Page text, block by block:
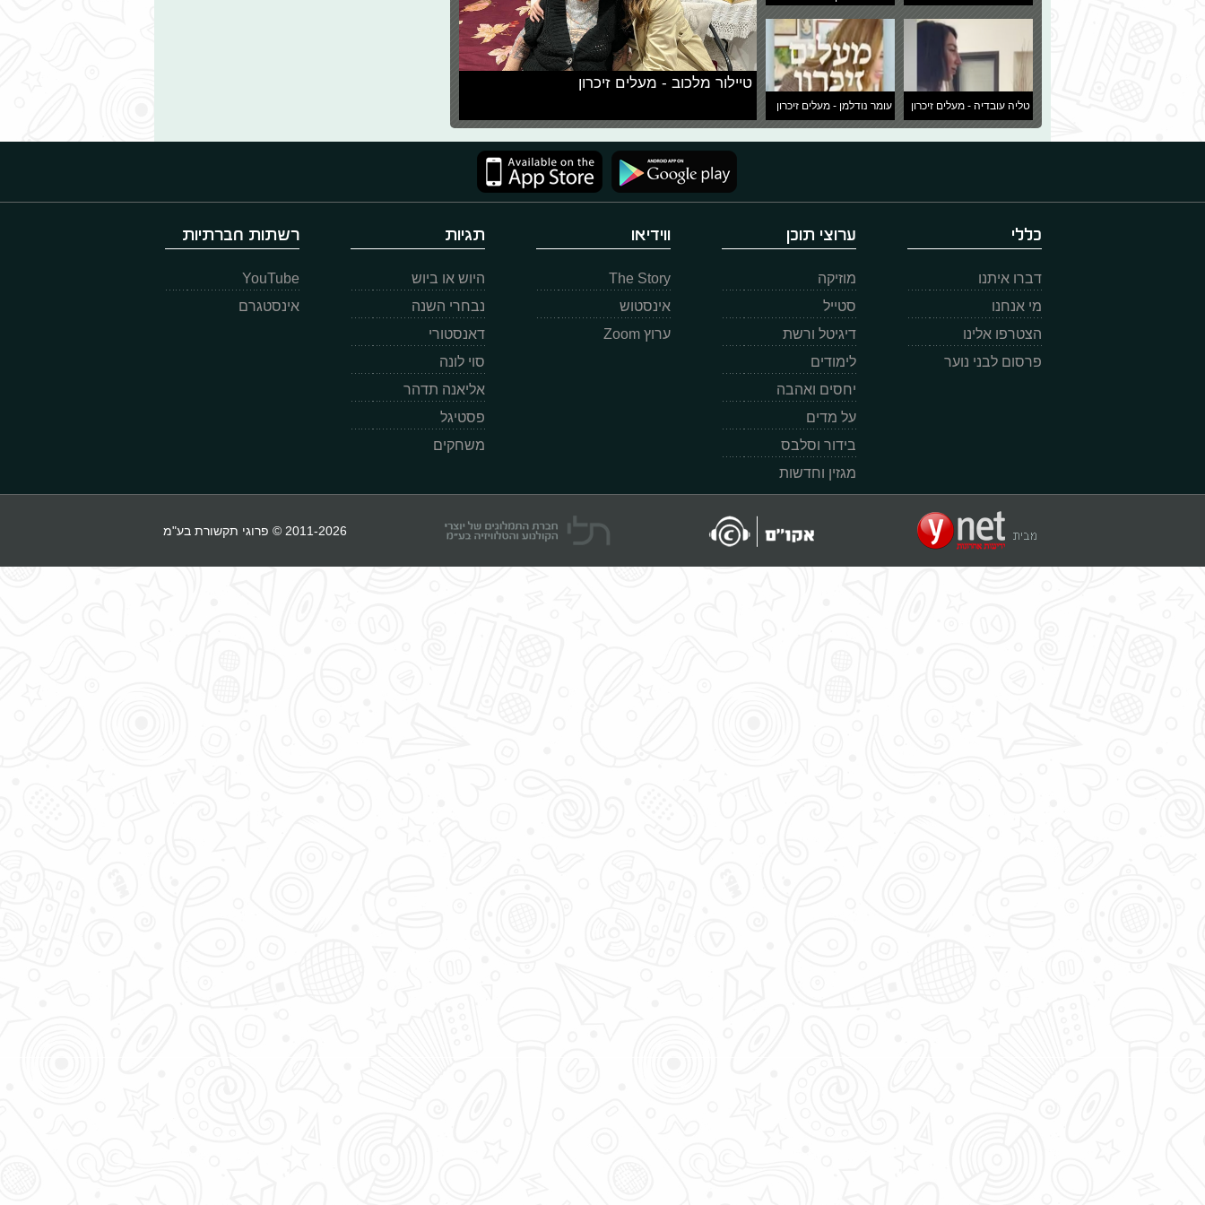
טליה עובדיה - מעלים זיכרון עומר נודלמן - מעלים זיכרון
טיילור מלכוב - מעלים זיכרון
כללי
דברו איתנו
מי אנחנו
הצטרפו אלינו
פרסום לבני נוער
ערוצי תוכן
מוזיקה
סטייל
דיגיטל ורשת
לימודים
יחסים ואהבה
על מדים
בידור וסלבס
מגזין וחדשות
ווידיאו
The Story
אינסטוש
ערוץ Zoom
תגיות
היוש או ביוש
נבחרי השנה
דאנסטורי
סוי לונה
אליאנה תדהר
פסטיגל
משחקים
רשתות חברתיות
YouTube
אינסטגרם
2011-2026 © פרוגי תקשורת בע"מ